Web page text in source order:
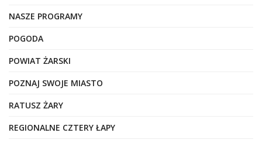
NASZE PROGRAMY
POGODA
POWIAT ŻARSKI
POZNAJ SWOJE MIASTO
RATUSZ ŻARY
REGIONALNE CZTERY ŁAPY